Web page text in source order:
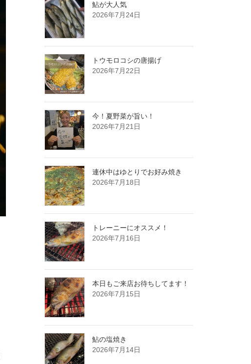
鮎が大人気️
2026年7月24日
トウモロコシの唐揚げ
2026年7月22日
今！夏野菜が旨い！
2026年7月21日
連休中はゆとりでお好み焼き
2026年7月18日
トレーニーにオススメ！
2026年7月16日
本日もご来店お待ちしてます！
2026年7月15日
鮎の塩焼き
2026年7月14日